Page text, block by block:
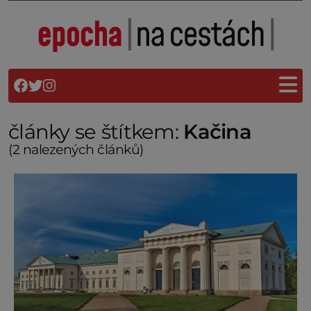
články se štítkem: Kačina
(2 nalezených článků)